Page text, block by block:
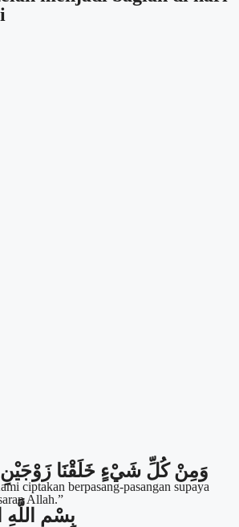
وَمِنْ كُلِّ شَيْءٍ خَلَقْنَا زَوْجَيْنِ
ciptakan berpasang-pasangan supaya
Allah.”
بِسْمِ اللَّهِ